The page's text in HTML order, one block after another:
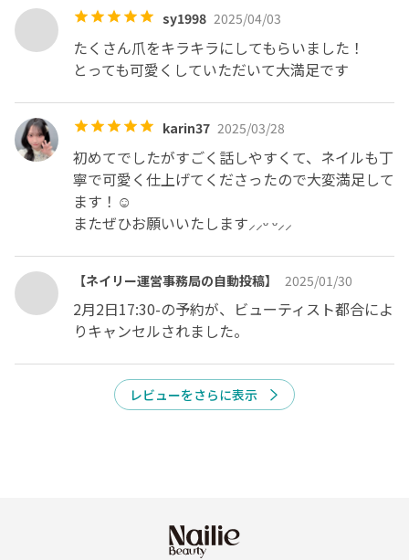
sy1998 2025/04/03
たくさん爪をキラキラにしてもらいました！
とっても可愛くしていただいて大満足です
karin37 2025/03/28
初めてでしたがすごく話しやすくて、ネイルも丁
寧で可愛く仕上げてくださったので大変満足して
ます！☺️
またぜひお願いいたします⸝⸝ᵕ ᵕ⸝⸝
【ネイリー運営事務局の自動投稿】 2025/01/30
2月2日17:30-の予約が、ビューティスト都合によ
りキャンセルされました。
レビューをさらに表示